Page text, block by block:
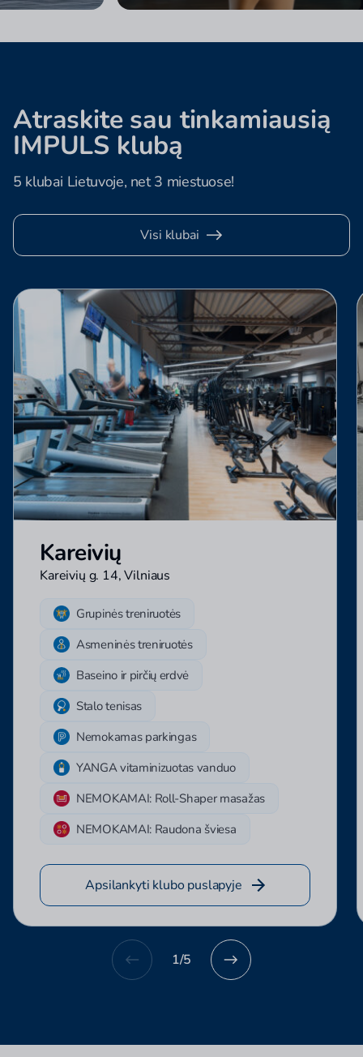
Atraskite sau tinkamiausią
IMPULS klubą
5 klubai Lietuvoje, net 3 miestuose!
Visi klubai
Kareivių
Kareivių g. 14, Vilniaus
Grupinės treniruotės
Asmeninės treniruotės
Baseino ir pirčių erdvė
Stalo tenisas
Nemokamas parkingas
YANGA vitaminizuotas vanduo
NEMOKAMAI: Roll-Shaper masažas
NEMOKAMAI: Raudona šviesa
Apsilankyti klubo puslapyje
1/5